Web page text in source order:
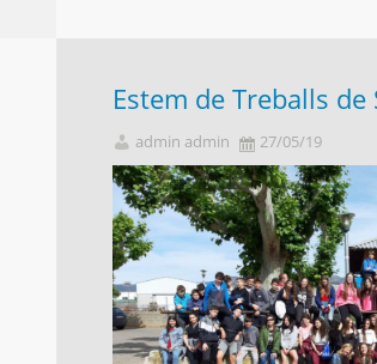
Estem de Treballs de
admin admin 27/05/19